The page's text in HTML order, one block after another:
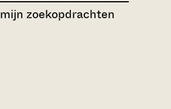
mijn zoekopdrachten